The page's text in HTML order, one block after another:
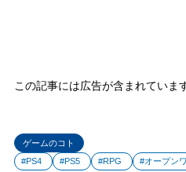
この記事には広告が含まれていま
ゲームのコト
#PS4
#PS5 #RPG #オープン